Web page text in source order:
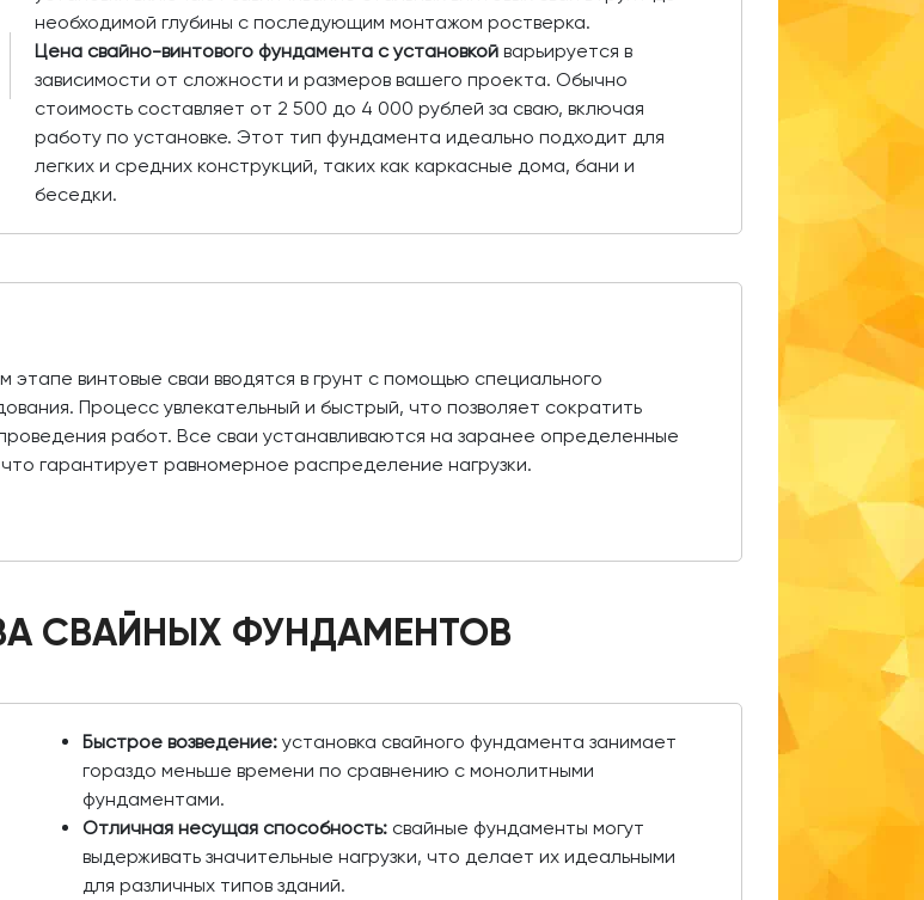
необходимой глубины с последующим монтажом ростверка.
Цена свайно-винтового фундамента с установкой варьируется в
зависимости от сложности и размеров вашего проекта. Обычно
стоимость составляет от 2 500 до 4 000 рублей за сваю, включая
работу по установке. Этот тип фундамента идеально подходит для
легких и средних конструкций, таких как каркасные дома, бани и
беседки.
этапе винтовые сваи вводятся в грунт с помощью специального
Процесс увлекательный и быстрый, что позволяет сократить
работ. Все сваи устанавливаются на заранее определенные
гарантирует равномерное распределение нагрузки.
СВАЙНЫХ ФУНДАМЕНТОВ
Быстрое возведение: установка свайного фундамента занимает
гораздо меньше времени по сравнению с монолитными
фундаментами.
Отличная несущая способность: свайные фундаменты могут
выдерживать значительные нагрузки, что делает их идеальными
для различных типов зданий.